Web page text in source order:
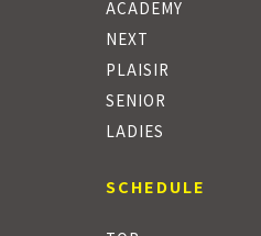
ACADEMY
NEXT
PLAISIR
SENIOR
LADIES
SCHEDULE